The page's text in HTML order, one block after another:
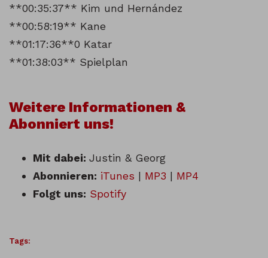
**00:35:37** Kim und Hernández
**00:58:19** Kane
**01:17:36**0 Katar
**01:38:03** Spielplan
Weitere Informationen &
Abonniert uns!
Mit dabei: Justin & Georg
Abonnieren: iTunes | MP3 | MP4
Folgt uns: Spotify
Tags: